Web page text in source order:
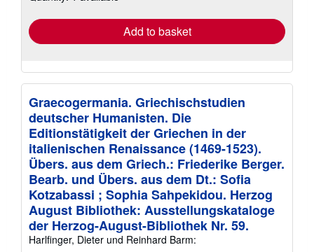
Add to basket
Graecogermania. Griechischstudien
deutscher Humanisten. Die
Editionstätigkeit der Griechen in der
italienischen Renaissance (1469-1523).
Übers. aus dem Griech.: Friederike Berger.
Bearb. und Übers. aus dem Dt.: Sofia
Kotzabassi ; Sophia Sahpekidou. Herzog
August Bibliothek: Ausstellungskataloge
der Herzog-August-Bibliothek Nr. 59.
Harlfinger, Dieter und Reinhard Barm: